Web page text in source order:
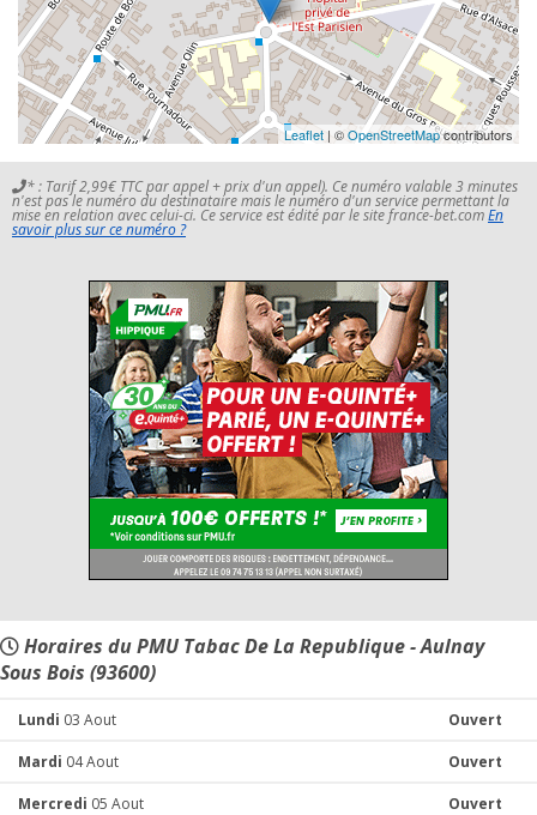
Leaflet | ©OpenStreetMapcontributors
* : Tarif 2,99€ TTC par appel + prix d'un appel). Ce numéro valable 3 minutes
n'est pas le numéro du destinataire mais le numéro d'un service permettant la
mise en relation avec celui-ci. Ce service est édité par le site france-bet.comEn
savoir plus sur ce numéro ?
Horaires du PMU Tabac De La Republique - Aulnay
Sous Bois (93600)
Lundi 03 Aout Ouvert
Mardi 04 Aout Ouvert
Mercredi 05 Aout Ouvert